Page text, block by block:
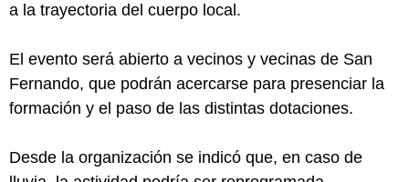
a la trayectoria del cuerpo local.
El evento será abierto a vecinos y vecinas de San
Fernando, que podrán acercarse para presenciar la
formación y el paso de las distintas dotaciones.
Desde la organización se indicó que, en caso de